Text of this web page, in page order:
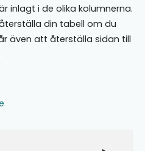
inlagt i de olika kolumnerna.
din tabell om du
även att återställa sidan till